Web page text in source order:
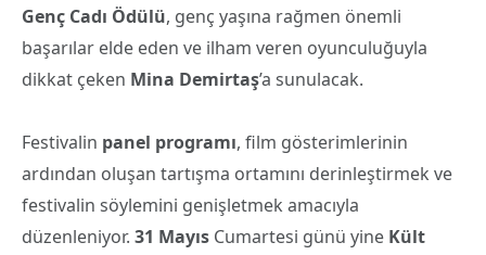
Genç Cadı Ödülü, genç yaşına rağmen önemli
başarılar elde eden ve ilham veren oyunculuğuyla
dikkat çeken Mina Demirtaş’a sunulacak.
Festivalin panel programı, film gösterimlerinin
ardından oluşan tartışma ortamını derinleştirmek ve
festivalin söylemini genişletmek amacıyla
düzenleniyor. 31 Mayıs Cumartesi günü yine Kült